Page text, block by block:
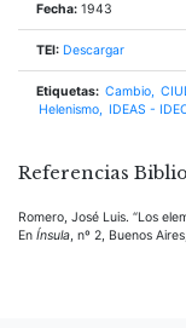
Fecha: 1943
TEI: Descargar
Etiquetas: Cambio
Helenismo
IDEAS -
Referencias
Romero, José Luis. “Los
En Ínsula, nº 2, Buenos